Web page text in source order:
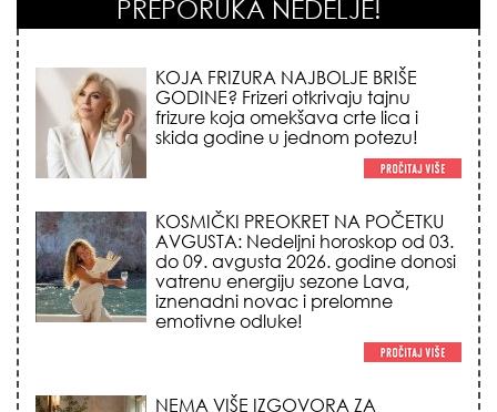
PREPORUKA NEDELJE!
KOSMIČKI PREOKRET NA POČETKU
AVGUSTA: Nedeljni horoskop od 03.
do 09. avgusta 2026. godine donosi
vatrenu energiju sezone Lava,
iznenadni novac i prelomne
NEMA VIŠE IZGOVORA ZA
DOSADNO KUPATILO: 5 pristupačnih
detalja iz JYSK-a koji trenutno
pretvaraju vaš prostor u luksuzni spa